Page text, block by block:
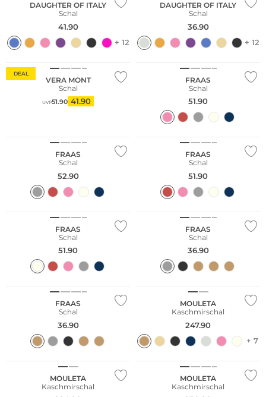
DAUGHTER OF ITALY
Schal
41.90
+ 12
DAUGHTER OF ITALY
Schal
36.90
+ 12
DEAL
VERA MONT
Schal
UVP51.90 41.90
FRAAS
Schal
51.90
FRAAS
Schal
52.90
FRAAS
Schal
51.90
FRAAS
Schal
51.90
FRAAS
Schal
36.90
FRAAS
Schal
36.90
Kaschmir
MOULETA
Kaschmirschal
247.90
+ 7
Kaschmir
MOULETA
Kaschmirschal
Kaschmir
MOULETA
Kaschmirschal